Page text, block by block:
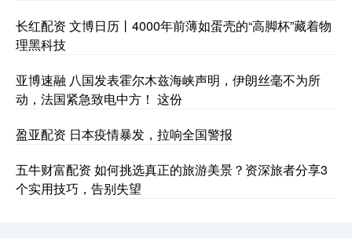
长红配资 文博日历丨4000年前薄如蛋壳的“高脚杯”藏着物
理黑科技
亚博速融 八国发表霍尔木兹海峡声明，伊朗丝毫不为所
动，法国紧急致电中方！ 这份
盈亚配资 日本疫情暴发，拉响全国警报
五牛财富配资 如何挑选真正的旅游美景？资深旅者分享3
个实用技巧，告别失望